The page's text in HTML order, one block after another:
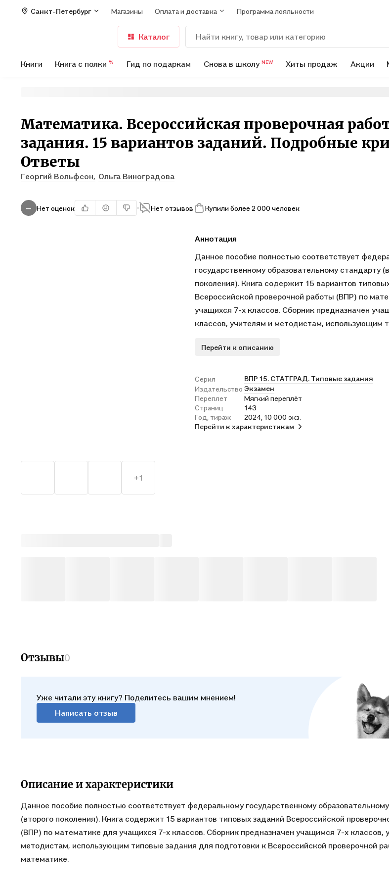
Санкт-Петербург Магазины Оплата и доставка Программа лояльности
Каталог
Книги Книга с полки % Гид по подаркам Снова в школу NEW Хиты продаж Акции
Математика. Всероссийская проверочная
задания. 15 вариантов заданий. Подробные
Ответы
Георгий Вольфсон, Ольга Виноградова
— Нет оценок Нет отзывов Купили более 2 000 человек
+1
Аннотация
Данное пособие полностью соответствует
государственному образовательному стандарту
поколения). Книга содержит 15 вариантов
Всероссийской проверочной работы (ВПР) по
учащихся 7-х классов. Сборник предназначен
классов, учителям и методистам, использующим
по математике.
Перейти к описанию
Серия
ВПР 15. СТАТГРАД. Типовые задания
Издательство Экзамен
Переплет
Мягкий переплёт
Страниц
143
Год, тираж
2024, 10 000 экз.
Перейти к характеристикам
Отзывы0
Уже читали эту книгу? Поделитесь вашим мнением!
Написать отзыв
Описание и характеристики
Данное пособие полностью соответствует федеральному государственному
(второго поколения). Книга содержит 15 вариантов типовых заданий Всероссийской
(ВПР) по математике для учащихся 7-х классов. Сборник предназначен учащимся 7-х классов,
методистам, использующим типовые задания для подготовки к Всероссийской проверочной
математике.